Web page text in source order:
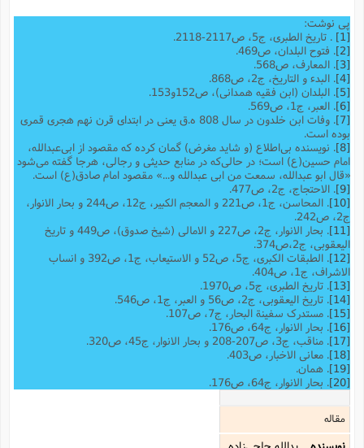
پی نوشت:
. تاریخ الطبری، ج5، ص2117-2118.
. فتوح البلدان، ص469.
. المعارف، ص568.
. البدء و التاریخ، ج2، ص868.
. البلدان (ابن فقیه همدانی)، ص152و153.
. العبر، ج1، ص569.
. وفات ابن خلدون در سال 808 ه.ق یعنی در ابتدای قرن نهم هجری قمری
بوده است.
. نویسنده بی‌اطلاع (و شاید مغرض) گمان کرده که مقصود از ابی‌عبدالله،
امام حسین(ع) است؛ در حالی‌که در منابع حدیثی و رجالی، هرجا گفته می‌شود
«قال ابو عبدالله، سمعت من ابی عبدالله و...» مقصود امام صادق(ع) است.
. الاحتجاج، ج2، ص477.
. المحاسن، ج1، ص221 و المعجم الکبیر، ج12، ص244 و بحار الانوار،
ج2، ص242.
. بحار الانوار، ج2، ص227 و الامالی (شیخ صدوق)، ص449 و تاریخ
الیعقوبى، ج‌2،ص374.
. الطبقات الکبری، ج5، ص52 و الاستیعاب، ج1، ص392 و انساب
الاشراف، ج1، ص404.
. تاریخ الطبری، ج5، ص1970.
. تاریخ الیعقوبی،‌ ج2، ص56 و العبر، ج1، ص546.
. مستدرک سفینة البحار، ج7، ص107.
. بحار الانوار، ج64، ص176.
. مناقب، ج3، ص207-208 و بحار الانوار، ج45، ص320.
. معانی الاخبار، ص403.
. همان.
. بحار الانوار، ج64، ص176.
مقاله